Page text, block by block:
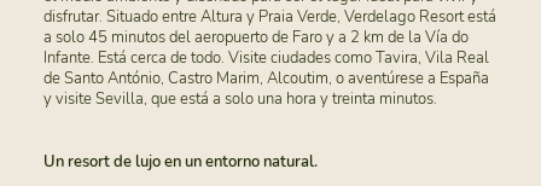
disfrutar. Situado entre Altura y Praia Verde, Verdelago Resort está
a solo 45 minutos del aeropuerto de Faro y a 2 km de la Vía do
Infante. Está cerca de todo. Visite ciudades como Tavira, Vila Real
de Santo António, Castro Marim, Alcoutim, o aventúrese a España
y visite Sevilla, que está a solo una hora y treinta minutos.
Un resort de lujo en un entorno natural.